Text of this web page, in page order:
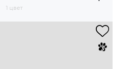
1 цвет